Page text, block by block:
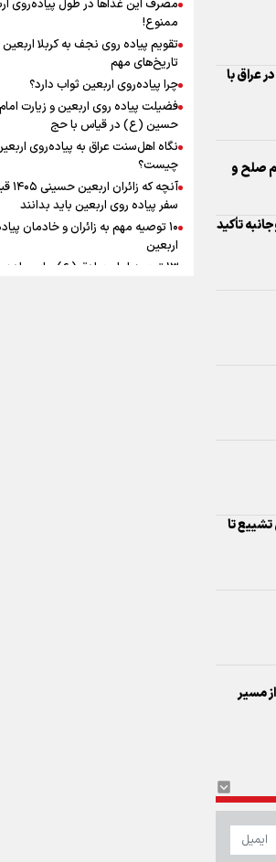
عراق با
صلح و
تأکید
تا
جزئیات تازه از مسیر
رابطه کارگر و کارفرما
به زوجیت
اینفو برنا/ میزان مالیات بر ارزش
افزوده چقدر است؟
اینفوبرنا/ سقف معافیت مالیاتی
حقوق کارکنان دولت و
در بودجه ۱۴۰۵ چقدر است؟
مصرف این غذاها در طول پیاده‌روی
ممنوع!
تاریخ‌های مهم
چرا پیاده‌روی اربعین ثواب دارد؟
فضیلت پیاده روی اربعین و زیارت امام
حسین (ع) در قیاس با حج
نگاه اهل‌سنت عراق به پیاده‌روی
چیست؟
آنچه که
سفر پیاده روی اربعین باید بدانند
۱۰ توصیه مهم به زائران و خادمان
اربعین
۱۳ توصیه امام صادق (ع) برای